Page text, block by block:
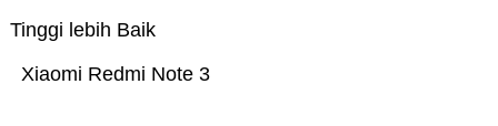
Tinggi lebih Baik
Xiaomi Redmi Note 3